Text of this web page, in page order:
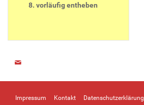
vorläufig entheben
Impressum Kontakt Datenschutzerklärung